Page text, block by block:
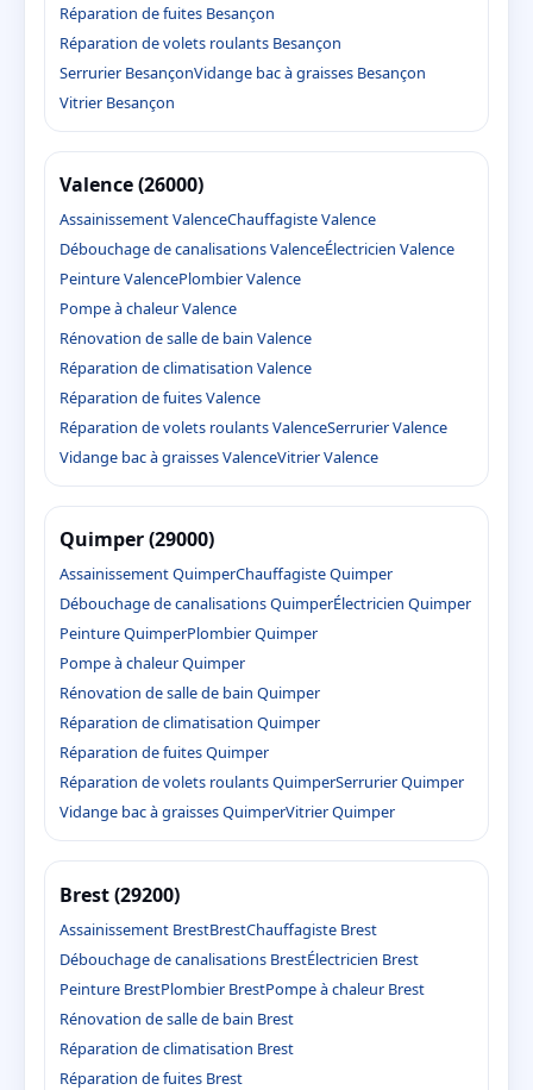
Réparation de fuites Besançon
Réparation de volets roulants Besançon
Serrurier BesançonVidange bac à graisses Besançon
Vitrier Besançon
Valence (26000)
Assainissement ValenceChauffagiste Valence
Débouchage de canalisations ValenceÉlectricien Valence
Peinture ValencePlombier Valence
Pompe à chaleur Valence
Rénovation de salle de bain Valence
Réparation de climatisation Valence
Réparation de fuites Valence
Réparation de volets roulants ValenceSerrurier Valence
Vidange bac à graisses ValenceVitrier Valence
Quimper (29000)
Assainissement QuimperChauffagiste Quimper
Débouchage de canalisations QuimperÉlectricien Quimper
Peinture QuimperPlombier Quimper
Pompe à chaleur Quimper
Rénovation de salle de bain Quimper
Réparation de climatisation Quimper
Réparation de fuites Quimper
Réparation de volets roulants QuimperSerrurier Quimper
Vidange bac à graisses QuimperVitrier Quimper
Brest (29200)
Assainissement BrestBrestChauffagiste Brest
Débouchage de canalisations BrestÉlectricien Brest
Peinture BrestPlombier BrestPompe à chaleur Brest
Rénovation de salle de bain Brest
Réparation de climatisation Brest
Réparation de fuites Brest